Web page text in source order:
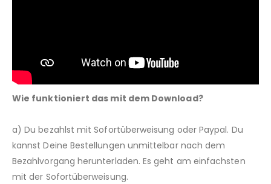
Wie funktioniert das mit dem Download?
a) Du bezahlst mit Sofortüberweisung oder Paypal. Du
kannst Deine Bestellungen unmittelbar nach dem
Bezahlvorgang herunterladen. Es geht am einfachsten
mit der Sofortüberweisung.